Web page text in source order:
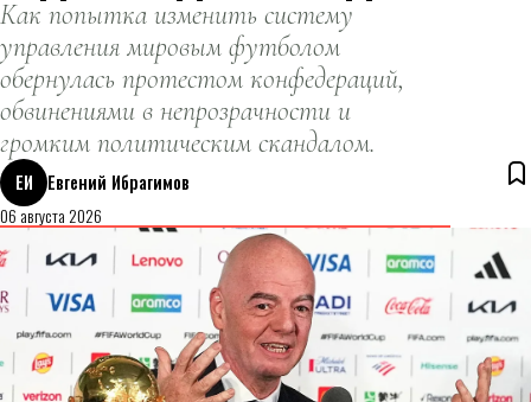
Как попытка изменить систему
управления мировым футболом
обернулась протестом конфедераций,
обвинениями в непрозрачности и
громким политическим скандалом.
ЕИ
Евгений Ибрагимов
06 августа 2026